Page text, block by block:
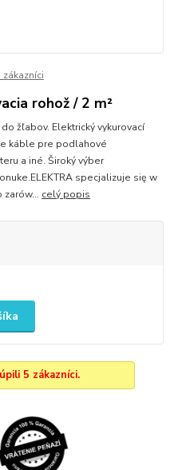
rohož / 2 m²
žľabov. Elektrický vykurovací
káble pre podlahové
a iné. Široký výber
specjalizuje się w
celý popis
5 zákazníci.